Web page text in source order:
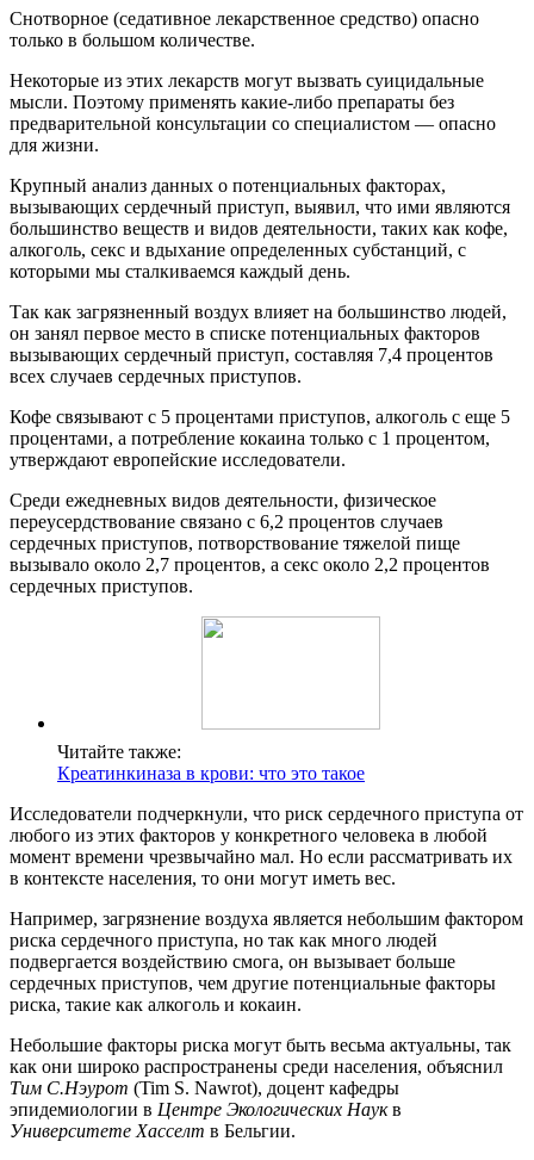
Снотворное (седативное лекарственное средство) опасно
только в большом количестве.
Некоторые из этих лекарств могут вызвать суицидальные
мысли. Поэтому применять какие-либо препараты без
предварительной консультации со специалистом — опасно
для жизни.
Крупный анализ данных о потенциальных факторах,
вызывающих сердечный приступ, выявил, что ими являются
большинство веществ и видов деятельности, таких как кофе,
алкоголь, секс и вдыхание определенных субстанций, с
которыми мы сталкиваемся каждый день.
Так как загрязненный воздух влияет на большинство людей,
он занял первое место в списке потенциальных факторов
вызывающих сердечный приступ, составляя 7,4 процентов
всех случаев сердечных приступов.
Кофе связывают с 5 процентами приступов, алкоголь с еще 5
процентами, а потребление кокаина только с 1 процентом,
утверждают европейские исследователи.
Среди ежедневных видов деятельности, физическое
переусердствование связано с 6,2 процентов случаев
сердечных приступов, потворствование тяжелой пище
вызывало около 2,7 процентов, а секс около 2,2 процентов
сердечных приступов.
Читайте также:
Креатинкиназа в крови: что это такое
Исследователи подчеркнули, что риск сердечного приступа от
любого из этих факторов у конкретного человека в любой
момент времени чрезвычайно мал. Но если рассматривать их
в контексте населения, то они могут иметь вес.
Например, загрязнение воздуха является небольшим фактором
риска сердечного приступа, но так как много людей
подвергается воздействию смога, он вызывает больше
сердечных приступов, чем другие потенциальные факторы
риска, такие как алкоголь и кокаин.
Небольшие факторы риска могут быть весьма актуальны, так
как они широко распространены среди населения, объяснил
Тим С.Нэурот (Tim S. Nawrot), доцент кафедры
эпидемиологии в Центре Экологических Наукв
Университете Хасселт в Бельгии.